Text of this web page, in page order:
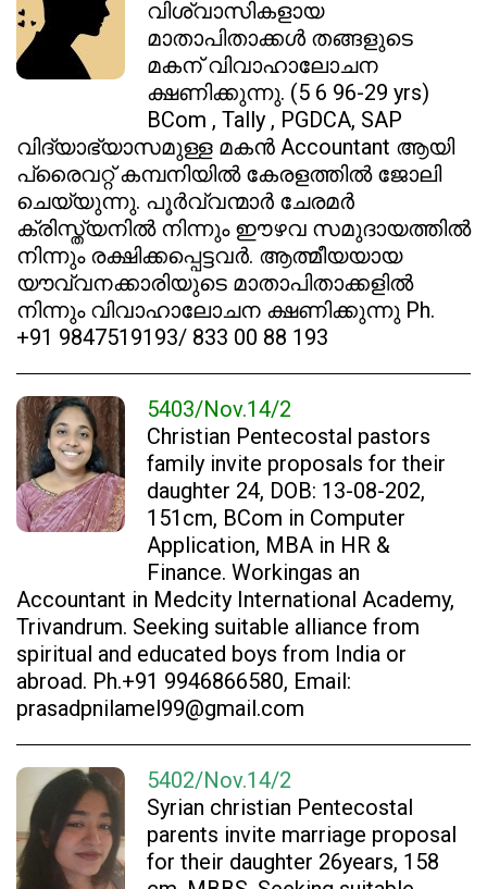
വിശ്വാസികളായ
മാതാപിതാക്കൾ തങ്ങളുടെ
മകന് വിവാഹാലോചന
ക്ഷണിക്കുന്നു. (5 6 96-29 yrs)
BCom , Tally , PGDCA, SAP
വിദ്യാഭ്യാസമുള്ള മകൻ Accountant ആയി
പ്രൈവറ്റ് കമ്പനിയിൽ കേരളത്തിൽ ജോലി
ചെയ്യുന്നു. പൂർവ്വന്മാർ ചേരമർ
ക്രിസ്ത്യനിൽ നിന്നും ഈഴവ സമുദായത്തിൽ
നിന്നും രക്ഷിക്കപ്പെട്ടവർ. ആത്മീയയായ
യൗവ്വനക്കാരിയുടെ മാതാപിതാക്കളിൽ
നിന്നും വിവാഹാലോചന ക്ഷണിക്കുന്നു Ph.
+91 9847519193/ 833 00 88 193
5403/Nov.14/2
Christian Pentecostal pastors
family invite proposals for their
daughter 24, DOB: 13-08-202,
151cm, BCom in Computer
Application, MBA in HR &
Finance. Workingas an
Accountant in Medcity International Academy,
Trivandrum. Seeking suitable alliance from
spiritual and educated boys from India or
abroad. Ph.+91 9946866580, Email:
prasadpnilamel99@gmail.com
5402/Nov.14/2
Syrian christian Pentecostal
parents invite marriage proposal
for their daughter 26years, 158